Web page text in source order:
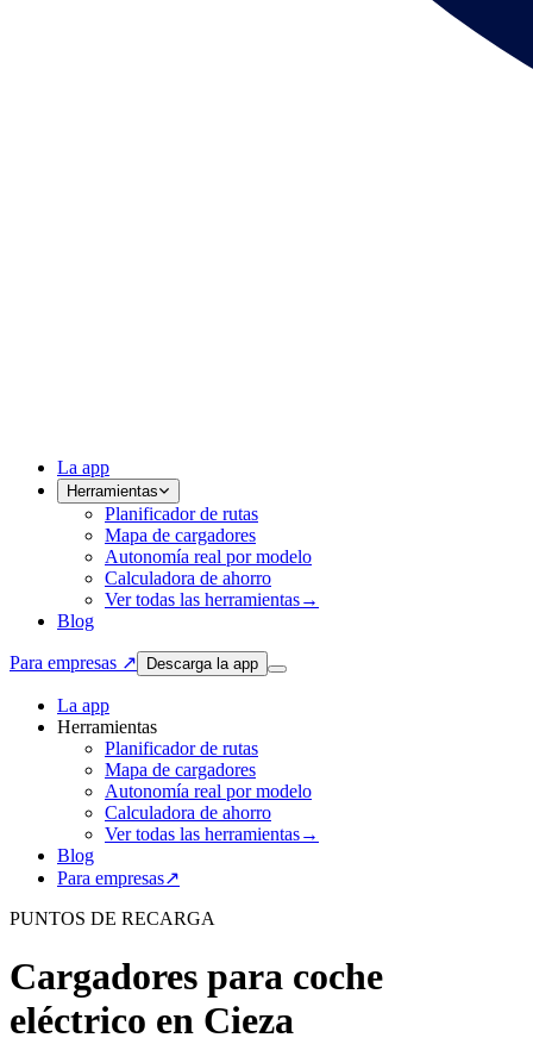
La app
Herramientas
Planificador de rutas
Mapa de cargadores
Autonomía real por modelo
Calculadora de ahorro
Ver todas las herramientas→
Blog
Para empresas ↗ Descarga la app
La app
Herramientas
Planificador de rutas
Mapa de cargadores
Autonomía real por modelo
Calculadora de ahorro
Ver todas las herramientas→
Blog
Para empresas↗
PUNTOS DE RECARGA
Cargadores para coche
eléctrico en Cieza